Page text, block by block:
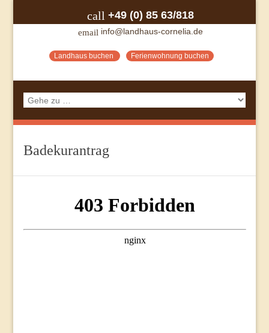
call +49 (0) 85 63/818
email info@landhaus-cornelia.de
Landhaus buchen Ferienwohnung buchen
Badekurantrag